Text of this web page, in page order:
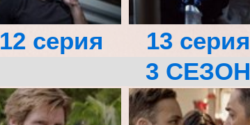
12 серия
13 серия
3 СЕЗОН